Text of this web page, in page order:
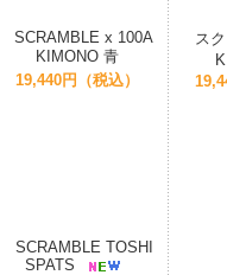
SCRAMBLE x 100A
KIMONO 青
19,440円（税込）
ス
SCRAMBLE TOSHI
SPATS